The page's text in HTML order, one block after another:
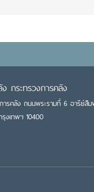
กระทรวงการคลัง
ารคลัง ถนนพระรามที่ 6 อารีย์สั
งเทพฯ 10400